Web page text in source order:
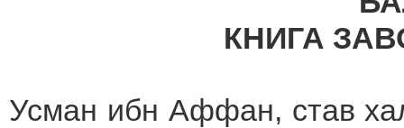
КНИГА
Усман ибн Аффан, став